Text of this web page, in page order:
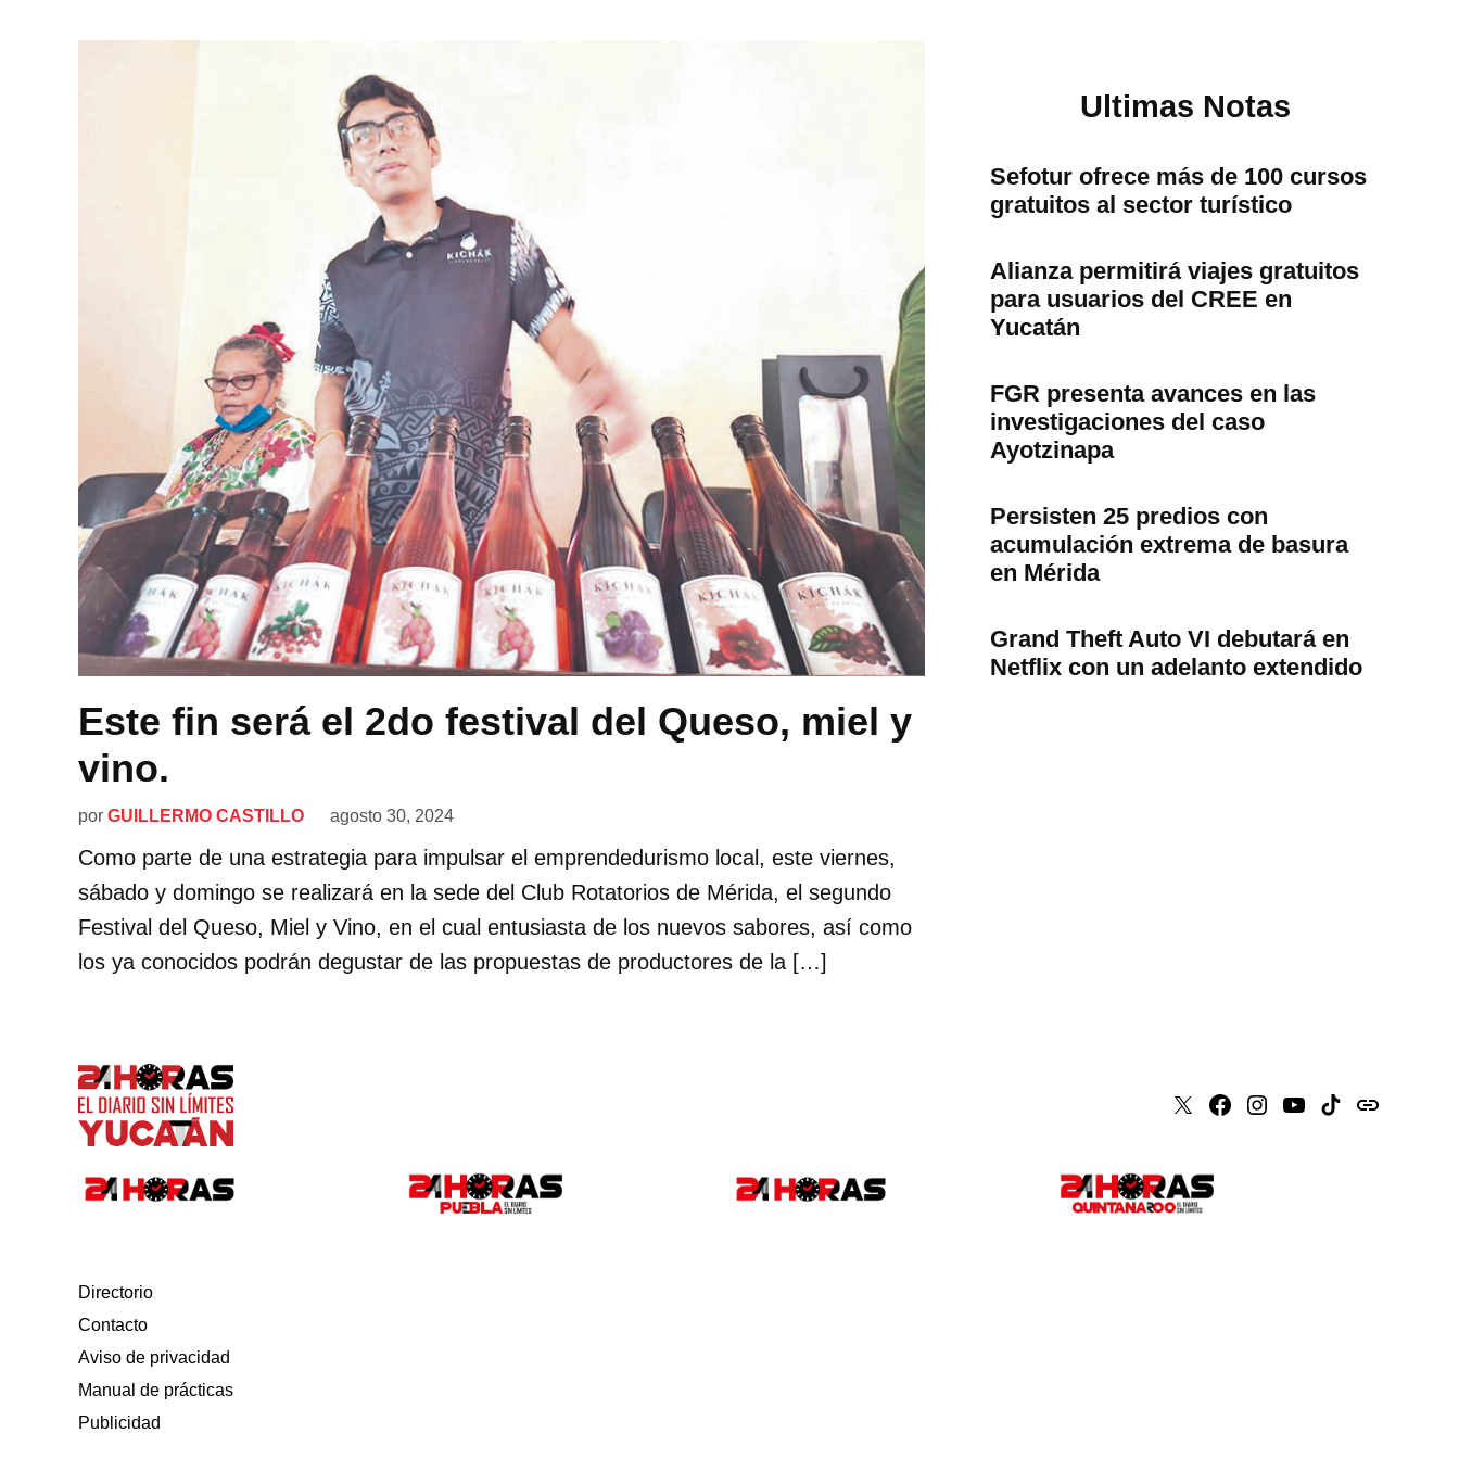
Este fin será el 2do festival del Queso, miel y
vino.
por GUILLERMO CASTILLO agosto 30, 2024
Como parte de una estrategia para impulsar el emprendedurismo local, este viernes,
sábado y domingo se realizará en la sede del Club Rotatorios de Mérida, el segundo
Festival del Queso, Miel y Vino, en el cual entusiasta de los nuevos sabores, así como
los ya conocidos podrán degustar de las propuestas de productores de la […]
Ultimas Notas
Sefotur ofrece más de 100 cursos
gratuitos al sector turístico
Alianza permitirá viajes gratuitos
para usuarios del CREE en
Yucatán
FGR presenta avances en las
investigaciones del caso
Ayotzinapa
Persisten 25 predios con
acumulación extrema de basura
en Mérida
Grand Theft Auto VI debutará en
Netflix con un adelanto extendido
X Faceboook
Instagram
Youtube
Tiktokissuu
Directorio
Contacto
Aviso de privacidad
Manual de prácticas
Publicidad